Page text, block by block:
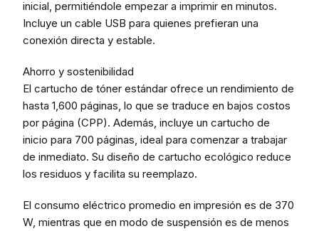
inicial, permitiéndole empezar a imprimir en minutos.
Incluye un cable USB para quienes prefieran una
conexión directa y estable.
Ahorro y sostenibilidad
El cartucho de tóner estándar ofrece un rendimiento de
hasta 1,600 páginas, lo que se traduce en bajos costos
por página (CPP). Además, incluye un cartucho de
inicio para 700 páginas, ideal para comenzar a trabajar
de inmediato. Su diseño de cartucho ecológico reduce
los residuos y facilita su reemplazo.
El consumo eléctrico promedio en impresión es de 370
W, mientras que en modo de suspensión es de menos